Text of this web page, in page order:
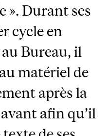
». Durant ses
cycle en
Bureau, il
matériel de
après la
afin qu’il